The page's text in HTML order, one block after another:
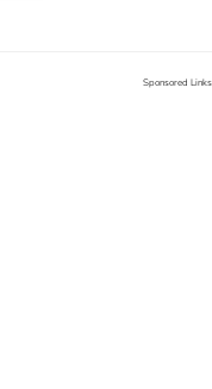
Sponsored Links